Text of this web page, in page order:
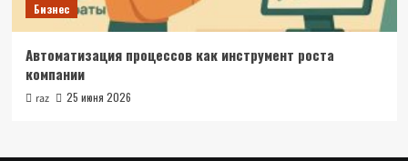
Бизнес
Автоматизация процессов как инструмент роста
компании
raz 25 июня 2026